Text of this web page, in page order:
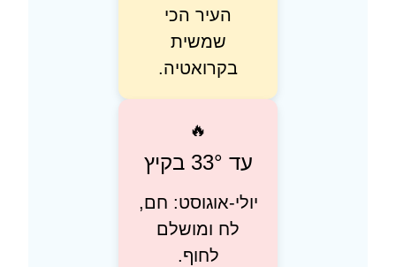
העיר הכי
שמשית
בקרואטיה.
יולי-אוגוסט: חם,
לח ומושלם
לחוף.